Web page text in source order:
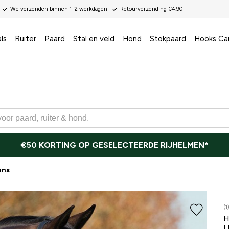
We verzenden binnen 1-2 werkdagen Retourverzending €4,90
Ruiter Paard Stal en veld Hond Stokpaard Hööks
€50 KORTING OP GESELECTEERDE RIJHELMEN*
(1)